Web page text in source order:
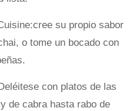
su propio sabor
o tome un bocado con
con platos de las
de cabra hasta rabo de